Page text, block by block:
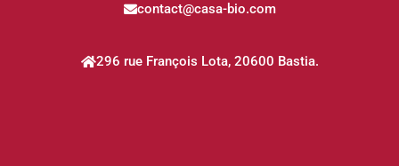
contact@casa-bio.com
296 rue François Lota, 20600 Bastia.